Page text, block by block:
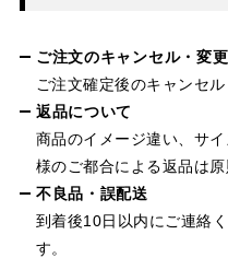
ご注文のキャンセル・変更
ご注文確定後のキャンセル
返品について
商品のイメージ違い、サ
様のご都合による返品は原
不良品・誤配送
到着後10日以内にご連絡
す。